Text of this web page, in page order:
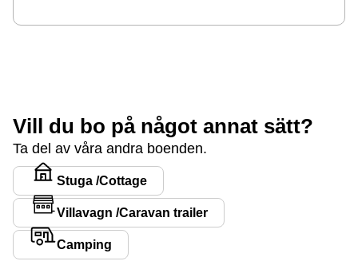
Vill du bo på något annat sätt?
Ta del av våra andra boenden.
Stuga /Cottage
Villavagn /Caravan trailer
Camping